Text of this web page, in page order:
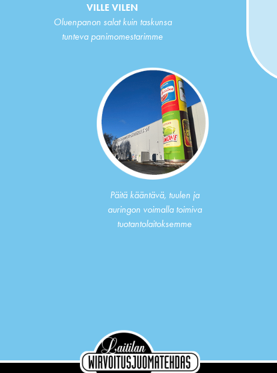
VILLE VILEN
Oluenpanon salat kuin taskunsa
tunteva panimomestarimme
Päitä kääntävä, tuulen ja
auringon voimalla toimiva
tuotantolaitoksemme